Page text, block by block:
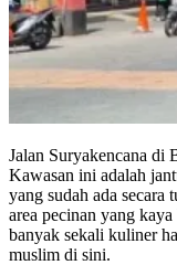
Jalan Suryakencana di
Kawasan ini adalah
yang sudah ada secara
area pecinan yang
banyak sekali kuliner
muslim di sini.